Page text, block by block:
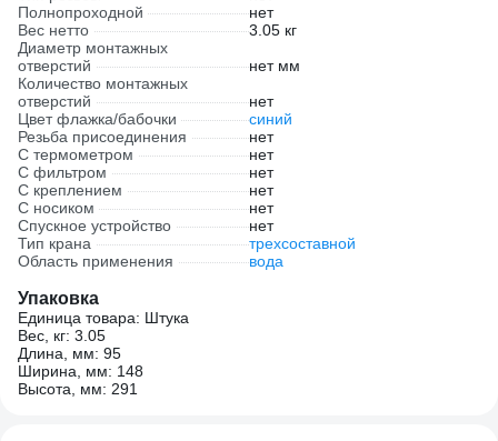
Полнопроходной
нет
Вес нетто
3.05 кг
Диаметр монтажных
отверстий
нет мм
Количество монтажных
отверстий
нет
Цвет флажка/бабочки
синий
Резьба присоединения
нет
С термометром
нет
С фильтром
нет
С креплением
нет
С носиком
нет
Спускное устройство
нет
Тип крана
трехсоставной
Область применения
вода
Упаковка
Единица товара: Штука
Вес, кг: 3.05
Длина, мм: 95
Ширина, мм: 148
Высота, мм: 291